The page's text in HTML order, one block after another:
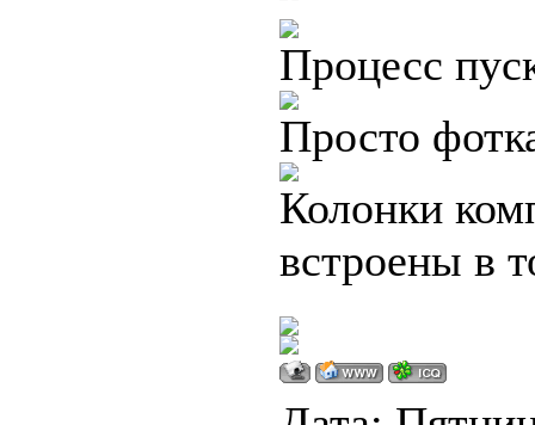
Процесс
Просто
Колонки
встроены в